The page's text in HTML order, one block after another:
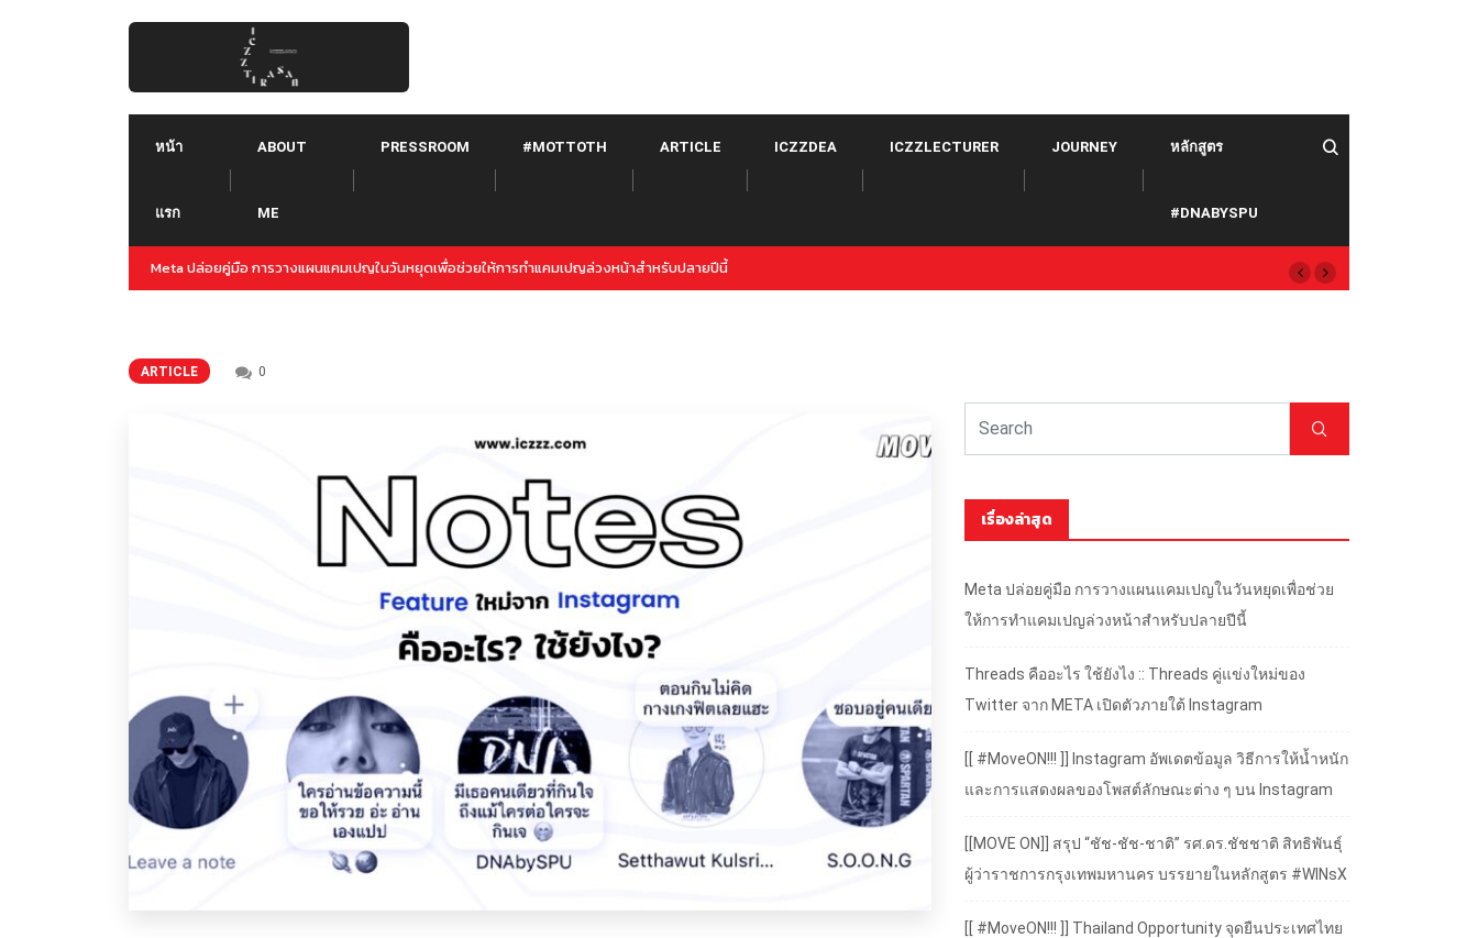
หน้า
แรก
ABOUT
ME
PRESSROOM #MOTTOTH ARTICLE ICZZDEA ICZZLECTURER JOURNEY หลักสูตร
#DNABYSPU
Threads คืออะไร ใช้ยังไง :: Threads คู่แข่งใหม่ของ Twitter จาก META เปิดตัวภายใต้ Instagram
ARTICLE 0
เรื่องล่าสุด
Meta ปล่อยคู่มือ การวางแผนแคมเปญในวันหยุดเพื่อช่วย
ให้การทำแคมเปญล่วงหน้าสำหรับปลายปีนี้
Threads คืออะไร ใช้ยังไง :: Threads คู่แข่งใหม่ของ
Twitter จาก META เปิดตัวภายใต้ Instagram
[[ #MoveON!!! ]] Instagram อัพเดตข้อมูล วิธีการให้น้ำหนัก
และการแสดงผลของโพสต์ลักษณะต่าง ๆ บน Instagram
[[MOVE ON]] สรุป “ชัช-ชัช-ชาติ” รศ.ดร.ชัชชาติ สิทธิพันธุ์
ผู้ว่าราชการกรุงเทพมหานคร บรรยายในหลักสูตร #WINsX
[[ #MoveON!!! ]] Thailand Opportunity จุดยืนประเทศไทย